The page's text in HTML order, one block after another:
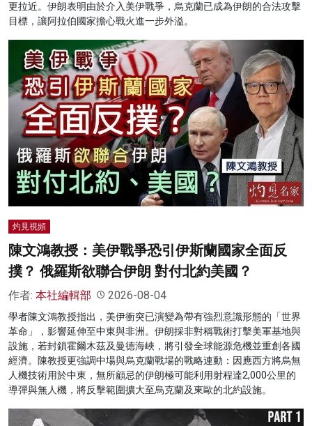
更拉近。伊朗表明由於介入美伊戰爭，烏克蘭已成為伊朗的合法攻擊
目標，讓阿拉伯國家擔心戰火進一步外溢。
灼見視頻
陳文鴻教授：美伊戰爭恐引伊斯蘭國家全面反
撲？ 俄羅斯欲聯合伊朗 對付北約美國？
作者: 本社編輯部 2026-08-04
學者陳文鴻教授指出，美伊衝突已演變為帶有強烈意識形態的「世界
革命」，影響延伸至中東與非洲。伊朗採非對稱戰術打擊美軍基地與
設施，若封鎖霍爾木茲及曼德海峽，將引發全球能源危機並重創各國
經濟。陳教授更強調中場與烏克蘭戰場的戰略連動：因應西方將烏無
人機技術用於中東，無所顧忌的伊朗極可能利用射程達2,000公里的
導彈與無人機，將反擊範圍擴大至烏克蘭及東歐的北約設施。